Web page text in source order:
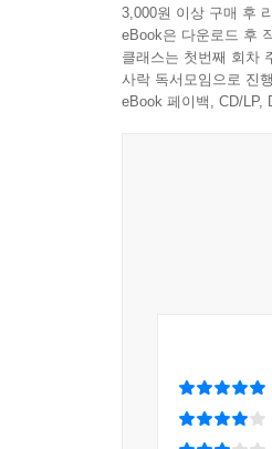
『오후 2시의 박물
때, 남편이 남의 편
저자 자신의 마음
몫을 다하고 이제
일깨워주는 곳, 일
흔적들에 마음 한
3,000원 이상 구매 후
eBook은 다운로드 후
클래스는 첫번째 회차
사락 독서모임으로 진
eBook 페이백, CD/LP,